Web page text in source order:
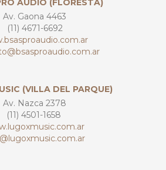
AUDIO (FLORESTA)
Av. Gaona 4463
(11) 4671-6692
(VILLA DEL PARQUE)
Av. Nazca 2378
(11) 4501-1658